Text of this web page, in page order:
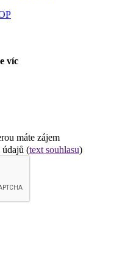
víc
máte zájem
údajů (text souhlasu)